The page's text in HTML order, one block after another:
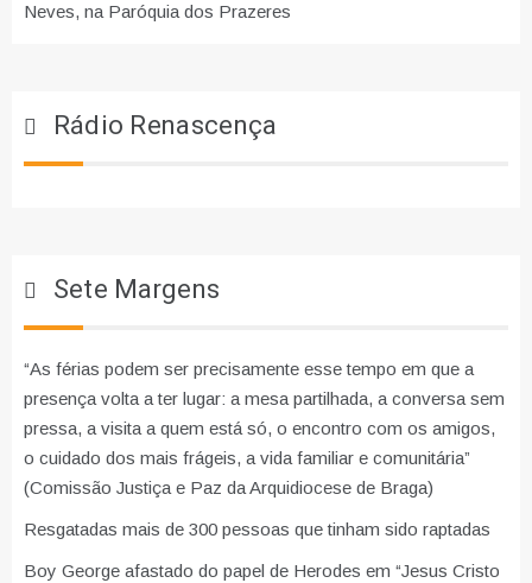
Neves, na Paróquia dos Prazeres
Rádio Renascença
Sete Margens
“As férias podem ser precisamente esse tempo em que a
presença volta a ter lugar: a mesa partilhada, a conversa sem
pressa, a visita a quem está só, o encontro com os amigos,
o cuidado dos mais frágeis, a vida familiar e comunitária”
(Comissão Justiça e Paz da Arquidiocese de Braga)
Resgatadas mais de 300 pessoas que tinham sido raptadas
Boy George afastado do papel de Herodes em “Jesus Cristo